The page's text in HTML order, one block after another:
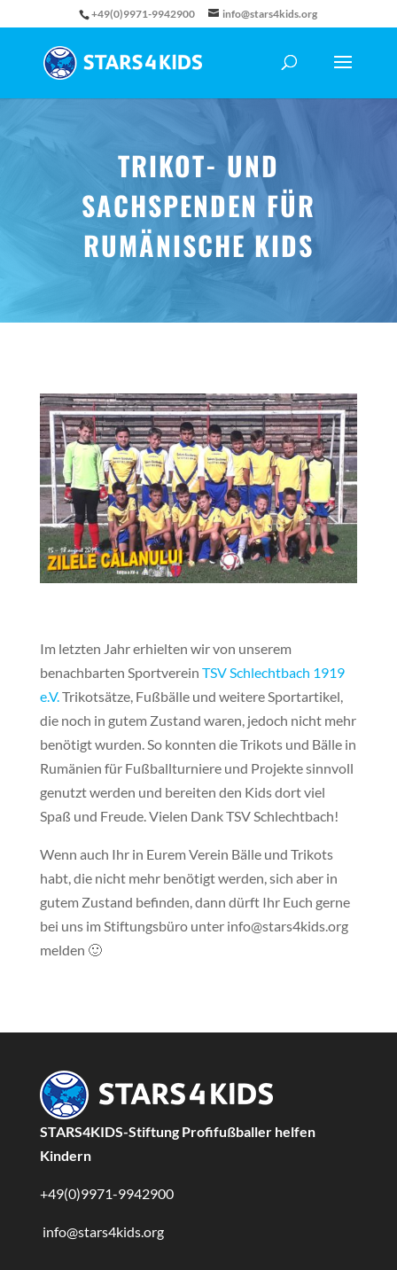
+49(0)9971-9942900 info@stars4kids.org
TRIKOT- UND
SACHSPENDEN FÜR
RUMÄNISCHE KIDS
Im letzten Jahr erhielten wir von unserem
benachbarten Sportverein TSV Schlechtbach 1919
e.V. Trikotsätze, Fußbälle und weitere Sportartikel,
die noch in gutem Zustand waren, jedoch nicht mehr
benötigt wurden. So konnten die Trikots und Bälle in
Rumänien für Fußballturniere und Projekte sinnvoll
genutzt werden und bereiten den Kids dort viel
Spaß und Freude. Vielen Dank TSV Schlechtbach!
Wenn auch Ihr in Eurem Verein Bälle und Trikots
habt, die nicht mehr benötigt werden, sich aber in
gutem Zustand befinden, dann dürft Ihr Euch gerne
bei uns im Stiftungsbüro unter info@stars4kids.org
melden 🙂
STARS4KIDS-Stiftung Profifußballer helfen
Kindern
+49(0)9971-9942900
info@stars4kids.org